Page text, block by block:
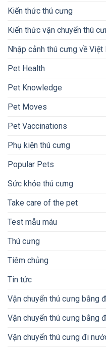
Kiến thức thú cưng
Kiến thức vận chuyển thú
Nhập cảnh thú cưng về Việt
Pet Health
Pet Knowledge
Pet Moves
Pet Vaccinations
Phụ kiện thú cưng
Popular Pets
Sức khỏe thú cưng
Take care of the pet
Test mẫu máu
Thú cưng
Tiêm chủng
Tin tức
Vận chuyển thú cưng bằng
Vận chuyển thú cưng bằng
Vận chuyển thú cưng đi